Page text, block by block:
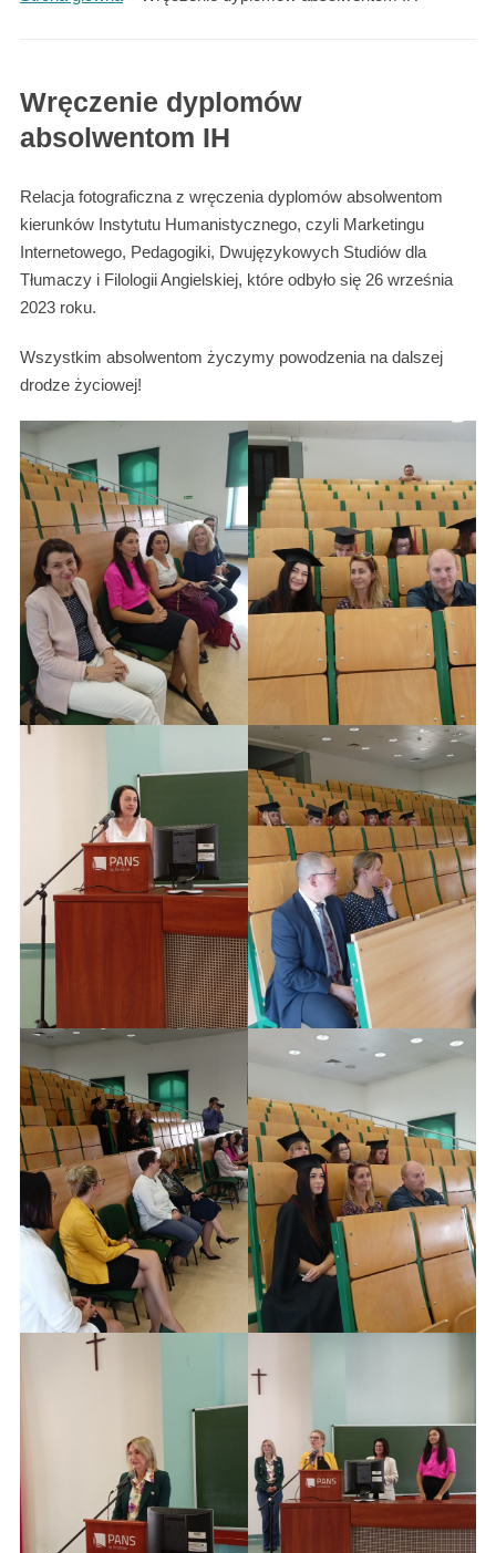
Wręczenie dyplomów
absolwentom IH
Relacja fotograficzna z wręczenia dyplomów absolwentom
kierunków Instytutu Humanistycznego, czyli Marketingu
Internetowego, Pedagogiki, Dwujęzykowych Studiów dla
Tłumaczy i Filologii Angielskiej, które odbyło się 26 września
2023 roku.
Wszystkim absolwentom życzymy powodzenia na dalszej
drodze życiowej!